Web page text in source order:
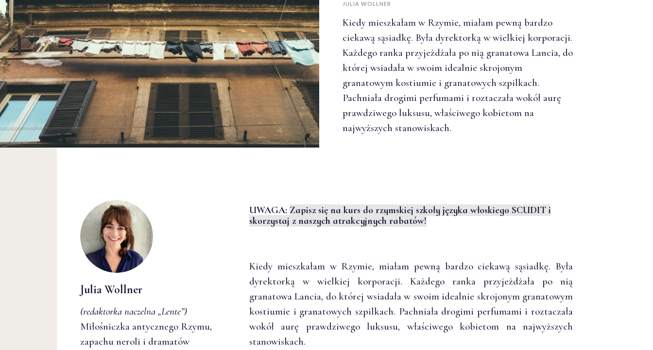
JULIA WOLLNER
Kiedy mieszkałam w Rzymie, miałam pewną bardzo
ciekawą sąsiadkę. Była dyrektorką w wielkiej korporacji.
Każdego ranka przyjeżdżała po nią granatowa Lancia, do
której wsiadała w swoim idealnie skrojonym
granatowym kostiumie i granatowych szpilkach.
Pachniała drogimi perfumami i roztaczała wokół aurę
prawdziwego luksusu, właściwego kobietom na
najwyższych stanowiskach.
Julia Wollner
(redaktorka naczelna „Lente”)
Miłośniczka antycznego Rzymu,
zapachu neroli i dramatów
UWAGA: Zapisz się na kurs do rzymskiej szkoły języka włoskiego SCUDIT i
skorzystaj z naszych atrakcyjnych rabatów!
Kiedy mieszkałam w Rzymie, miałam pewną bardzo ciekawą sąsiadkę. Była
dyrektorką w wielkiej korporacji. Każdego ranka przyjeżdżała po nią
granatowa Lancia, do której wsiadała w swoim idealnie skrojonym granatowym
kostiumie i granatowych szpilkach. Pachniała drogimi perfumami i roztaczała
wokół aurę prawdziwego luksusu, właściwego kobietom na najwyższych
stanowiskach.